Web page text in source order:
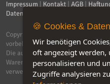
Impressum Kontakt AGB
Datenschutzerklärung
Copyright © 2026
vorbehalten.
Die auf dieser Seite verwendeten
Warenzeichen sind Eigentum der
verwendet Affiliat-Links, für dir wir
🍪 Cookies &
Wir benötigen
oft angezeigt werden,
personalisieren und
Zugriffe analysieren